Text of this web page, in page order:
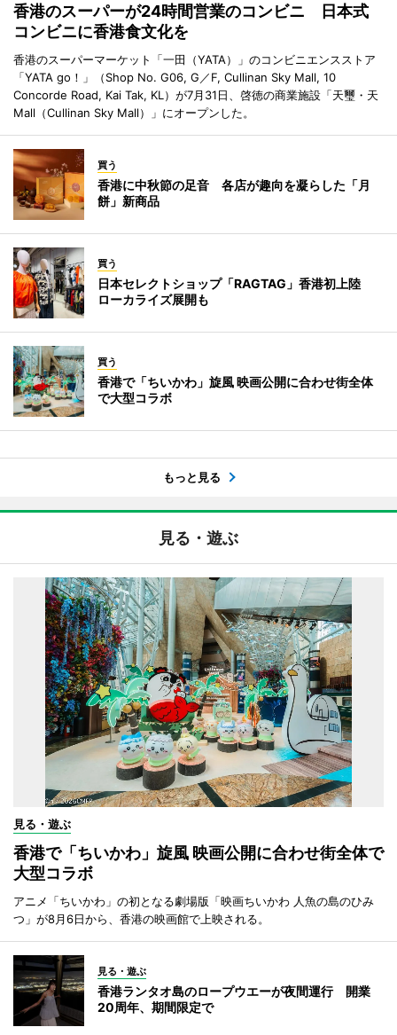
香港のスーパーが24時間営業のコンビニ 日本式
コンビニに香港食文化を
香港のスーパーマーケット「一田（YATA）」のコンビニエンスストア
「YATA go！」（Shop No. G06, G／F, Cullinan Sky Mall, 10
Concorde Road, Kai Tak, KL）が7月31日、啓徳の商業施設「天璽・天
Mall（Cullinan Sky Mall）」にオープンした。
買う
香港に中秋節の足音 各店が趣向を凝らした「月
餅」新商品
買う
日本セレクトショップ「RAGTAG」香港初上陸
ローカライズ展開も
買う
香港で「ちいかわ」旋風 映画公開に合わせ街全体
で大型コラボ
もっと見る
見る・遊ぶ
見る・遊ぶ
香港で「ちいかわ」旋風 映画公開に合わせ街全体で
大型コラボ
アニメ「ちいかわ」の初となる劇場版「映画ちいかわ 人魚の島のひみ
つ」が8月6日から、香港の映画館で上映される。
見る・遊ぶ
香港ランタオ島のロープウエーが夜間運行 開業
20周年、期間限定で